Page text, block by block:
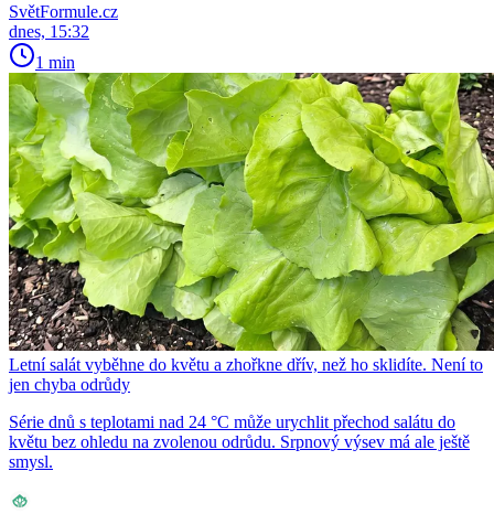
SvětFormule.cz
dnes, 15:32
1 min
Letní salát vyběhne do květu a zhořkne dřív, než ho sklidíte. Není to
jen chyba odrůdy
Série dnů s teplotami nad 24 °C může urychlit přechod salátu do
květu bez ohledu na zvolenou odrůdu. Srpnový výsev má ale ještě
smysl.